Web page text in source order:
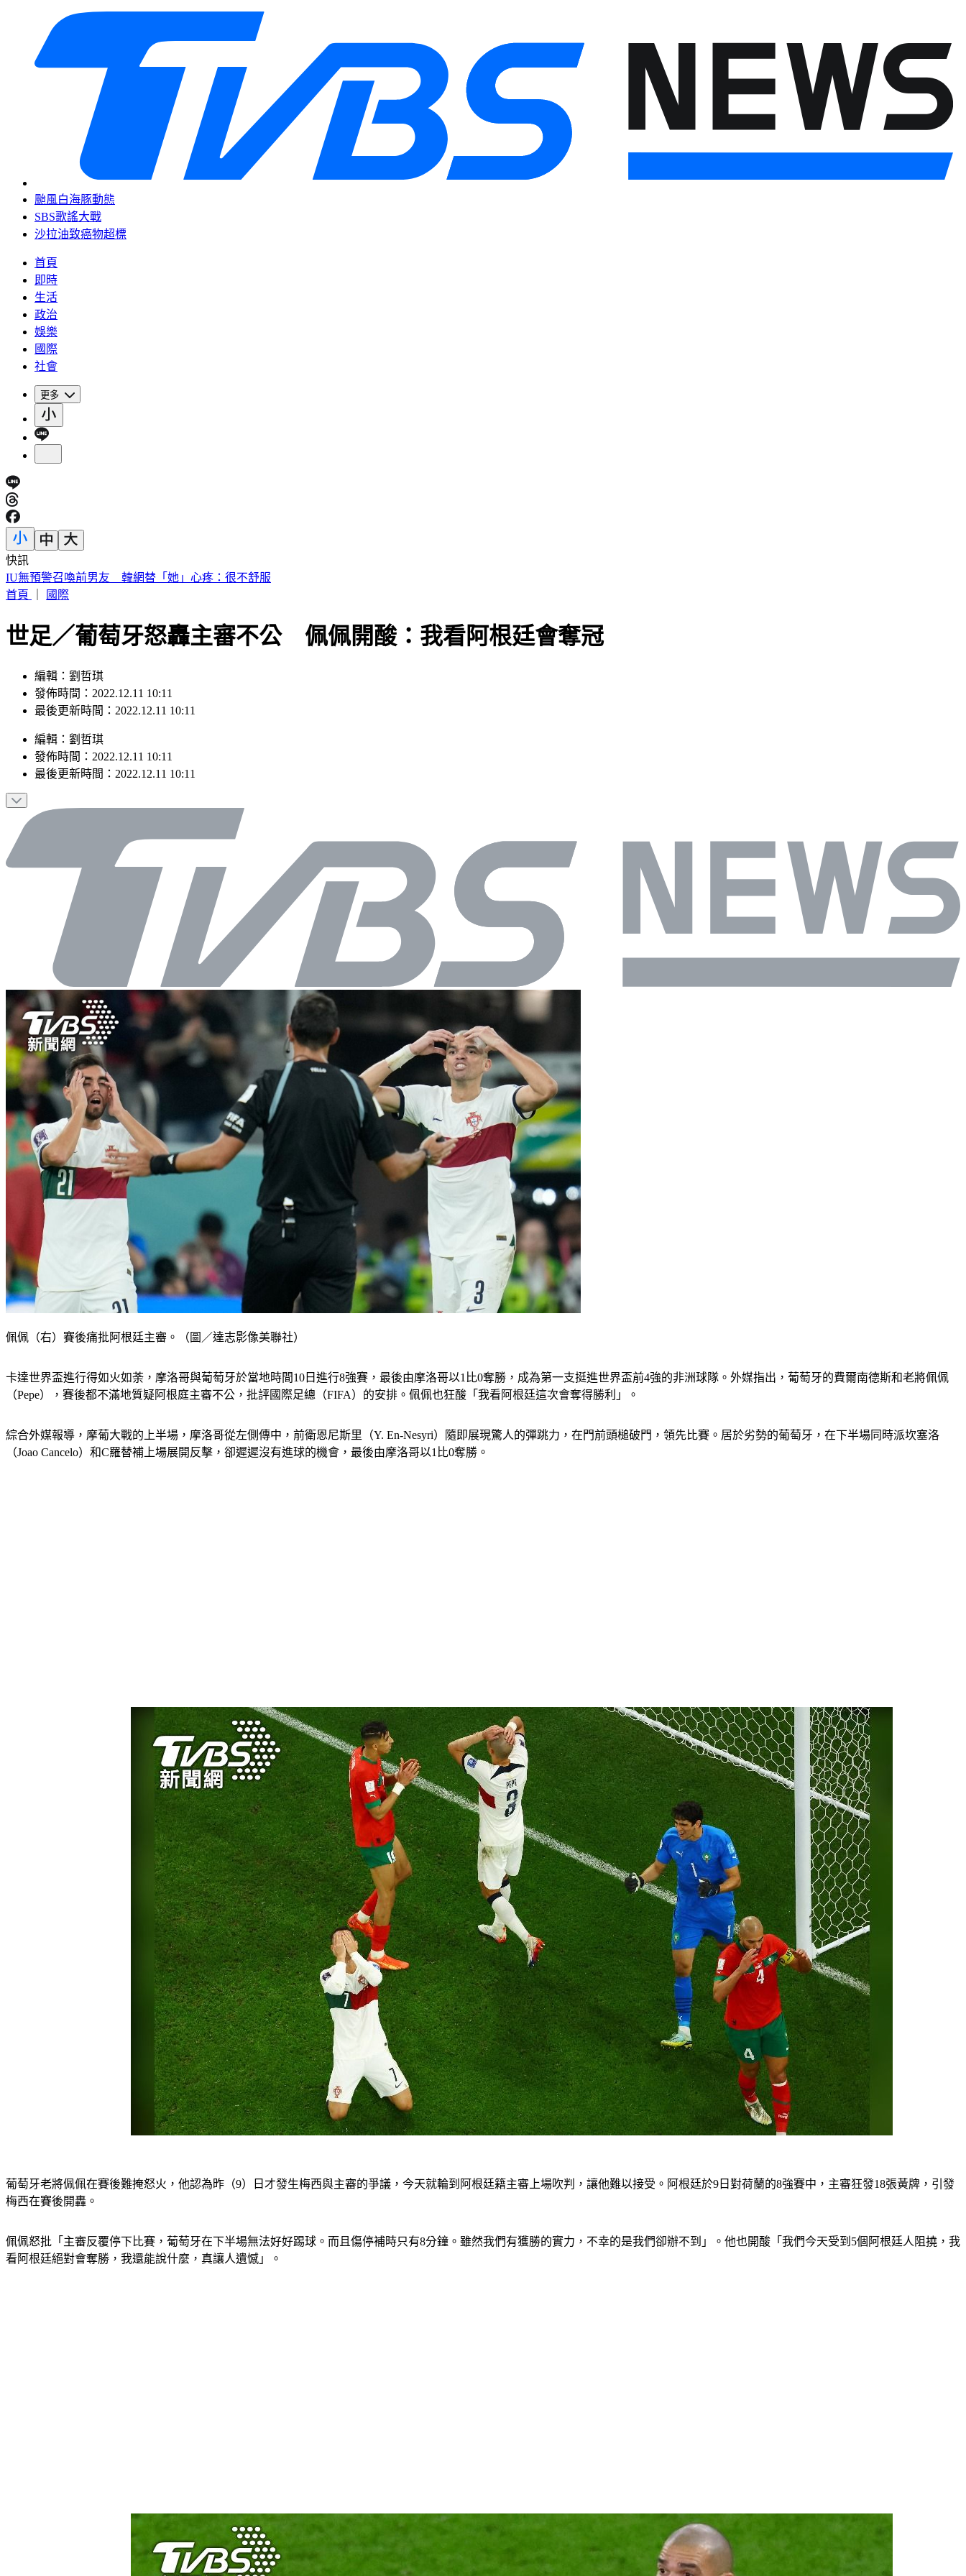
颱風白海豚動態
SBS歌謠大戰
沙拉油致癌物超標
首頁
即時
生活
政治
娛樂
國際
社會
更多
快訊
快訊／財神爺不在家 威力彩頭獎、二獎雙槓龜
首頁
國際
世足／葡萄牙怒轟主審不公 佩佩開酸：我看阿根廷會奪冠
編輯：劉哲琪
發佈時間：2022.12.11 10:11
最後更新時間：2022.12.11 10:11
編輯 ： 劉哲琪
發佈時間： 2022.12.11 10:11
最後更新時間： 2022.12.11 10:11
佩佩（右）賽後痛批阿根廷主審。（圖／達志影像美聯社）
卡達世界盃進行得如火如荼，摩洛哥與葡萄牙於當地時間10日進行8強賽，最後由摩洛哥以1比0奪勝，成為第一支挺進世界盃前4強的非洲球隊。外媒指出，葡萄牙的費爾南德斯和老將佩佩
（Pepe），賽後都不滿地質疑阿根庭主審不公，批評國際足總（FIFA）的安排。佩佩也狂酸「我看阿根廷這次會奪得勝利」。
綜合外媒報導，摩葡大戰的上半場，摩洛哥從左側傳中，前衛恩尼斯里（Y. En-Nesyri）隨即展現驚人的彈跳力，在門前頭槌破門，領先比賽。居於劣勢的葡萄牙，在下半場同時派坎塞洛
（Joao Cancelo）和C羅替補上場展開反擊，卻遲遲沒有進球的機會，最後由摩洛哥以1比0奪勝。
葡萄牙老將佩佩在賽後難掩怒火，他認為昨（9）日才發生梅西與主審的爭議，今天就輪到阿根廷籍主審上場吹判，讓他難以接受。阿根廷於9日對荷蘭的8強賽中，主審狂發18張黃牌，引發
梅西在賽後開轟。
佩佩怒批「主審反覆停下比賽，葡萄牙在下半場無法好好踢球。而且傷停補時只有8分鐘。雖然我們有獲勝的實力，不幸的是我們卻辦不到」。他也開酸「我們今天受到5個阿根廷人阻撓，我
看阿根廷絕對會奪勝，我還能說什麼，真讓人遺憾」。